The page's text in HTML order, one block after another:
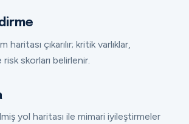
çıkarılır; kritik varlıklar,
risk skorları belirlenir.
yol haritası ile mimari iyileştirmeler